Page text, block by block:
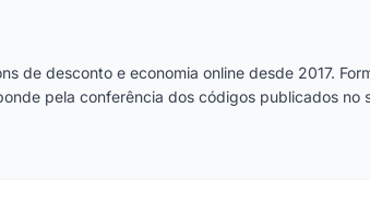
de desconto e economia online desde 2017.
pela conferência dos códigos publicados no